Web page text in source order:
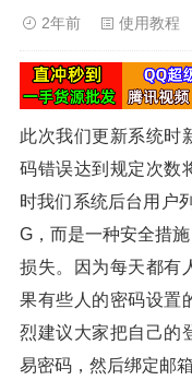
2年前 使用教程
此次我们更新系统时
码错误达到规定次数
时我们系统后台 用户
G，而是一种安全措
损失。因为每天都有
果有些人的密码设置
烈建议大家把自己的
易密码，然后绑定邮